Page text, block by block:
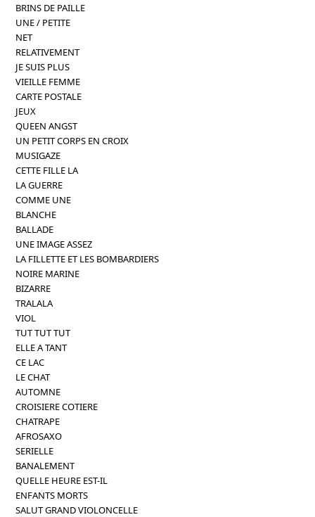
BRINS DE PAILLE
UNE / PETITE
NET
RELATIVEMENT
JE SUIS PLUS
VIEILLE FEMME
CARTE POSTALE
JEUX
QUEEN ANGST
UN PETIT CORPS EN CROIX
MUSIGAZE
CETTE FILLE LA
LA GUERRE
COMME UNE
BLANCHE
BALLADE
UNE IMAGE ASSEZ
LA FILLETTE ET LES BOMBARDIERS
NOIRE MARINE
BIZARRE
TRALALA
VIOL
TUT TUT TUT
ELLE A TANT
CE LAC
LE CHAT
AUTOMNE
CROISIERE COTIERE
CHATRAPE
AFROSAXO
SERIELLE
BANALEMENT
QUELLE HEURE EST-IL
ENFANTS MORTS
SALUT GRAND VIOLONCELLE